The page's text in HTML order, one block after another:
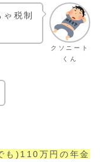
クソニート
くん
税制
も)110万円の年金